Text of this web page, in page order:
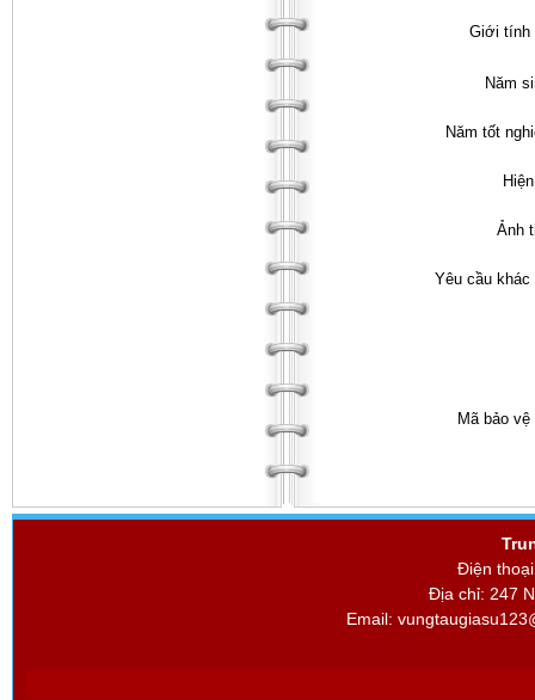
Giới tính
Năm
Năm tốt
Ảnh
Yêu cầu khác
Mã bảo vệ
Điện
Địa chỉ: 247
Email: